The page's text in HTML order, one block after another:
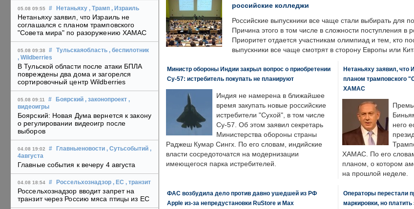
05.08 09:55 # Нетаньяху , Трамп , Израиль
Нетаньяху заявил, что Израиль не
соглашался с планом трамповского
"Совета мира" по разоружению ХАМАС
05.08 09:38 # Тульскаяобласть , беспилотник
, Wildberries
В Тульской области после атаки БПЛА
повреждены два дома и загорелся
сортировочный центр Wildberries
05.08 09:11 # Боярский , законопроект ,
видеоигры
Боярский: Новая Дума вернется к закону
о регулировании видеоигр после
выборов
04.08 19:02 # Главныеновости , Сутьсобытий ,
4августа
Главные события к вечеру 4 августа
04.08 18:54 # Россельхознадзор , ЕС , транзит
Россельхознадзор вводит запрет на
транзит через Россию мяса птицы из ЕС
российские колледжи
Российские выпускники все чаще стали выбирать для
Причина этого в том числе в сложности поступления в
Приоритет отдается участникам олимпиад и тем, кто
выпускники все чаще смотрят в сторону Европы или
Министр обороны Индии закрыл вопрос о приобретении
Су-57: истребитель покупать не планируют
Индия не намерена в ближайшее
время закупать новые российские
истребители "Сухой", в том числе
Су-57. Об этом заявил секретарь
Министерства обороны страны
Раджеш Кумар Сингх. По его словам, индийские
власти сосредоточатся на модернизации
имеющегося парка истребителей.
Нетаньяху заявил, что
планом трамповского
ХАМАС
него
ХАМАС. По его
планом, о котором
на прошлой неделе.
ФАС возбудила дело против давно ушедшей из РФ
Apple из-за непредустановки RuStore и Max
Операторы перестали
маркировки, но